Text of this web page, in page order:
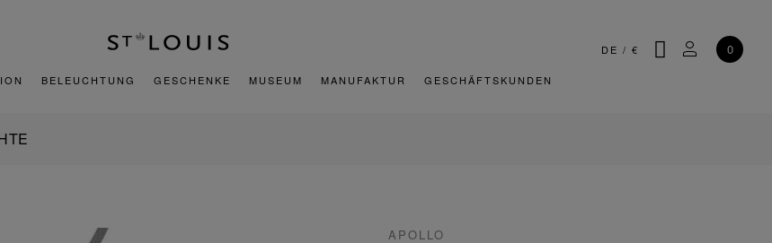
DE / € SUCHEMEIN
0
BELEUCHTUNG GESCHENKE MUSEUM MANUFAKTUR GESCHÄFTSKUNDEN
APOLLO